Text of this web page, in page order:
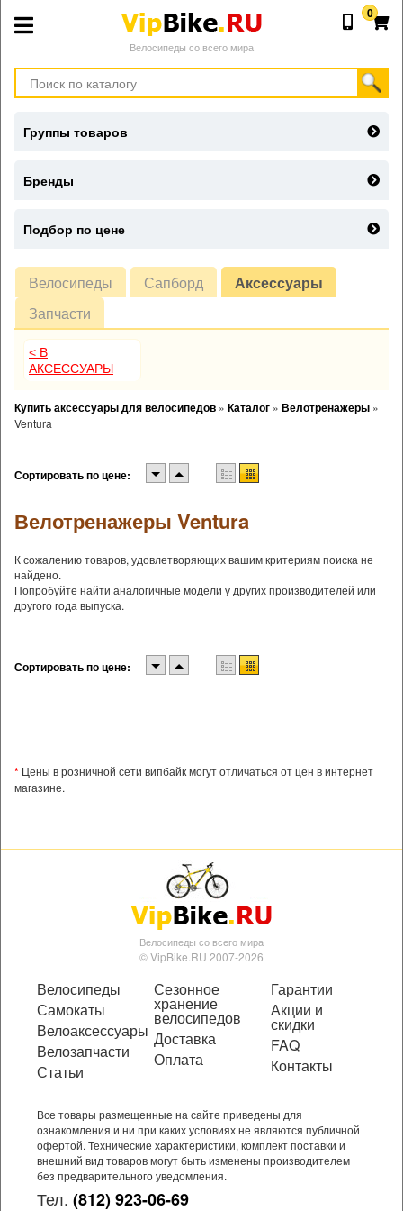
Велосипеды со всего мира
0
Велосипеды Сапборд
Аксессуары
Запчасти
< В
АКСЕССУАРЫ
Купить аксессуары для велосипедов » Каталог » Велотренажеры »
Ventura
Сортировать по цене:
Велотренажеры Ventura
К сожалению товаров, удовлетворяющих вашим критериям поиска не
найдено.
Попробуйте найти аналогичные модели у других производителей или
другого года выпуска.
Сортировать по цене:
* Цены в розничной сети випбайк могут отличаться от цен в интернет
магазине.
Группы товаров
Бренды
Подбор по цене
Велосипеды со всего мира
© VipBike.RU 2007-2026
Велосипеды
Самокаты
Велоаксессуары
Велозапчасти
Статьи
Сезонное
хранение
велосипедов
Доставка
Оплата
Гарантии
Акции и
скидки
FAQ
Контакты
Все товары размещенные на сайте приведены для
ознакомления и ни при каких условиях не являются публичной
офертой. Технические характеристики, комплект поставки и
внешний вид товаров могут быть изменены производителем
без предварительного уведомления.
Тел. (812) 923-06-69